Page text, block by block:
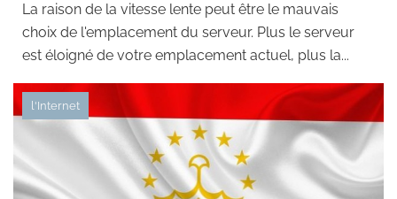
La raison de la vitesse lente peut être le mauvais
choix de l'emplacement du serveur. Plus le serveur
est éloigné de votre emplacement actuel, plus la...
l'Internet